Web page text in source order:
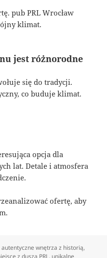
pub PRL Wrocław
klimat.
jest różnorodne
się do tradycji.
co buduje klimat.
opcja dla
lat. Detale i atmosfera
ofertę, aby
Tagi
autentyczne wnętrza z historią,
z duszą PRL , unikalne